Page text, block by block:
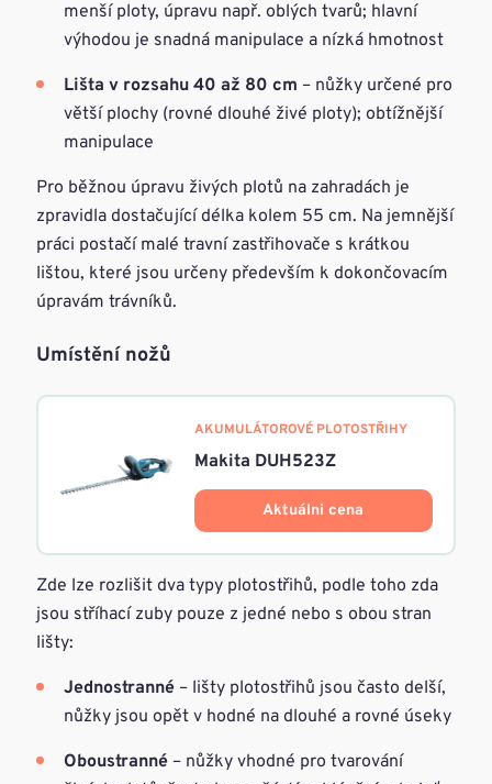
menší ploty, úpravu např. oblých tvarů; hlavní
výhodou je snadná manipulace a nízká hmotnost
Lišta v rozsahu 40 až 80 cm – nůžky určené pro
větší plochy (rovné dlouhé živé ploty); obtížnější
manipulace
Pro běžnou úpravu živých plotů na zahradách je
zpravidla dostačující délka kolem 55 cm. Na jemnější
práci postačí malé travní zastřihovače s krátkou
lištou, které jsou určeny především k dokončovacím
úpravám trávníků.
Umístění nožů
AKUMULÁTOROVÉ PLOTOSTŘIHY
Makita DUH523Z
Aktuálni cena
Zde lze rozlišit dva typy plotostřihů, podle toho zda
jsou stříhací zuby pouze z jedné nebo s obou stran
lišty:
Jednostranné – lišty plotostřihů jsou často delší,
nůžky jsou opět v hodné na dlouhé a rovné úseky
Oboustranné – nůžky vhodné pro tvarování